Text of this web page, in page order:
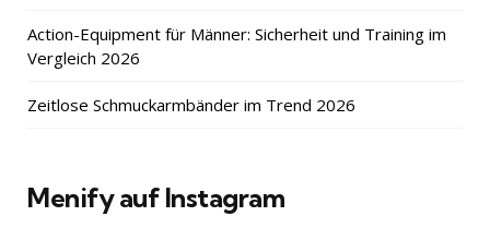
Action-Equipment für Männer: Sicherheit und Training im
Vergleich 2026
Zeitlose Schmuckarmbänder im Trend 2026
Menify auf Instagram